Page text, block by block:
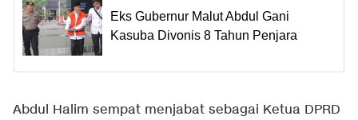
Eks Gubernur Malut Abdul Gani
Kasuba Divonis 8 Tahun Penjara
Abdul Halim sempat menjabat sebagai Ketua DPRD